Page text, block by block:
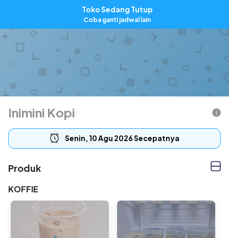
Toko Sedang Tutup
Coba ganti jadwal lain
Inimini Kopi
Senin, 10 Agu 2026 Secepatnya
Produk
KOFFIE